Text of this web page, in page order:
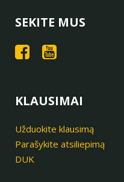
SEKITE MUS
KLAUSIMAI
Užduokite klausimą
Parašykite atsiliepimą
DUK